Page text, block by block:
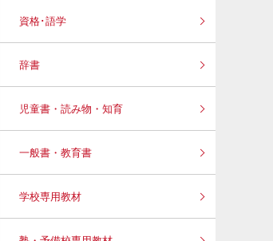
資格･語学
辞書
児童書・読み物・知育
一般書・教育書
学校専用教材